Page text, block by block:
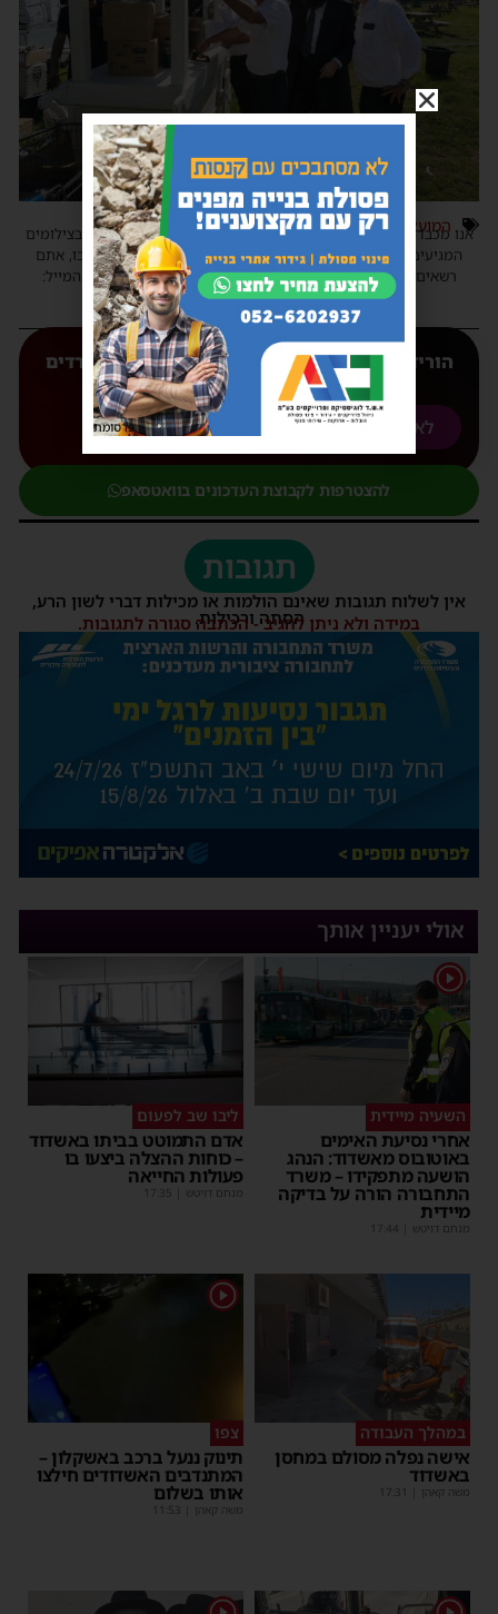
המועצה הדתית אשדוד
אנו מכבדים זכויות יוצרים ועושים מאמץ לאתר את בעלי הזכויות בצילומים
המגיעים לידינו. אם זיהיתים בפרסומינו צילום שיש לכם זכויות בו, אתם
רשאים לפנות אלינו ולבקש לחדול מהשימוש באמצעות כתובת המייל:
haredim.ashdod@gmail.com
הורידו עכשיו את האפליקצייה המובילה של 'חרדים
אשדוד' אליכם לנייד
לאנדורואיד
לאפל
להצטרפות לקבוצת העדכונים בוואטסאפ
תגובות
אין לשלוח תגובות שאינם הולמות או מכילות דברי לשון הרע,
הסתה ורכילות.
במידה ולא ניתן להגיב - הכתבה סגורה לתגובות.
אולי יעניין אותך
1
השעיה מיידית
אחרי נסיעת האימים
באוטובוס מאשדוד: הנהג
הושעה מתפקידו – משרד
התחבורה הורה על בדיקה
מיידית
מנחם דויטש 17:44
ליבו שב לפעום
אדם התמוטט בביתו באשדוד
– כוחות ההצלה ביצעו בו
פעולות החייאה
מנחם דויטש 17:35
במהלך העבודה
אישה נפלה מסולם במחסן
באשדוד
משה קאהן 17:31
1
צפו
תינוק ננעל ברכב באשקלון –
המתנדבים האשדודים חילצו
אותו בשלום
משה קאהן 11:53
פרסומת